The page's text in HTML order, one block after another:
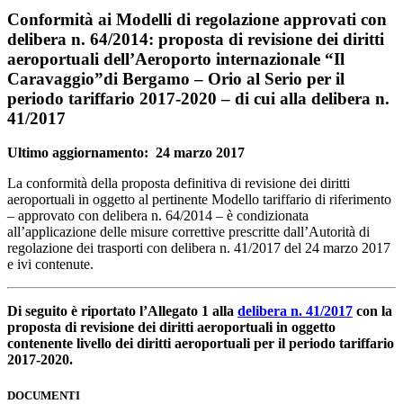
Conformità ai Modelli di regolazione approvati con
delibera n. 64/2014: proposta di revisione dei diritti
aeroportuali dell’Aeroporto internazionale “Il
Caravaggio”di Bergamo – Orio al Serio per il
periodo tariffario 2017-2020 – di cui alla delibera n.
41/2017
Ultimo aggiornamento: 24 marzo 2017
La conformità della proposta definitiva di revisione dei diritti
aeroportuali in oggetto al pertinente Modello tariffario di riferimento
– approvato con delibera n. 64/2014 – è condizionata
all’applicazione delle misure correttive prescritte dall’Autorità di
regolazione dei trasporti con delibera n. 41/2017 del 24 marzo 2017
e ivi contenute.
Di seguito è riportato l’Allegato 1 alla delibera n. 41/2017 con la
proposta di revisione dei diritti aeroportuali in oggetto
contenente livello dei diritti aeroportuali per il periodo tariffario
2017-2020.
DOCUMENTI